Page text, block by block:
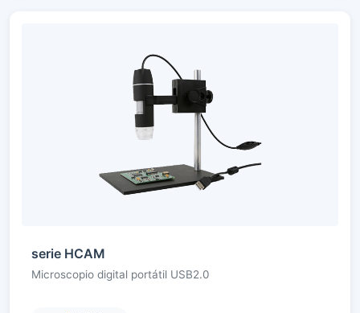
serie HCAM
Microscopio digital portátil USB2.0